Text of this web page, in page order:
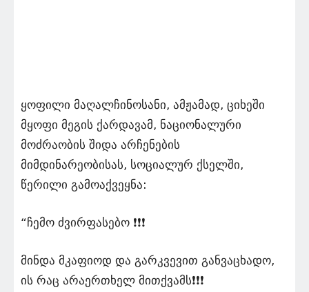
ყოფილი მაღალჩინოსანი, ამჟამად, ციხეში
მყოფი მეგის ქარდავამ, ნაციონალური
მოძრაობის შიდა არჩენების
მიმდინარეობისას, სოციალურ ქსელში,
წერილი გამოაქვეყნა:
“ჩემო ძვირფასებო ❗❗❗
მინდა მკაფიოდ და გარკვევით განვაცხადო,
ის რაც არაერთხელ მითქვამს❗❗❗